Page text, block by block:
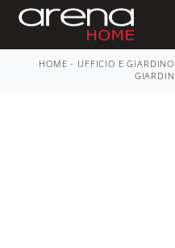
HOME - UFFICIO E GIARDINO